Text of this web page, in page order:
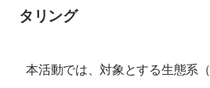
タリング
本活動では、対象とする生態系